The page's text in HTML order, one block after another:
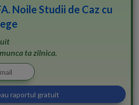
Noile Studii de Caz cu
ta zilnica.